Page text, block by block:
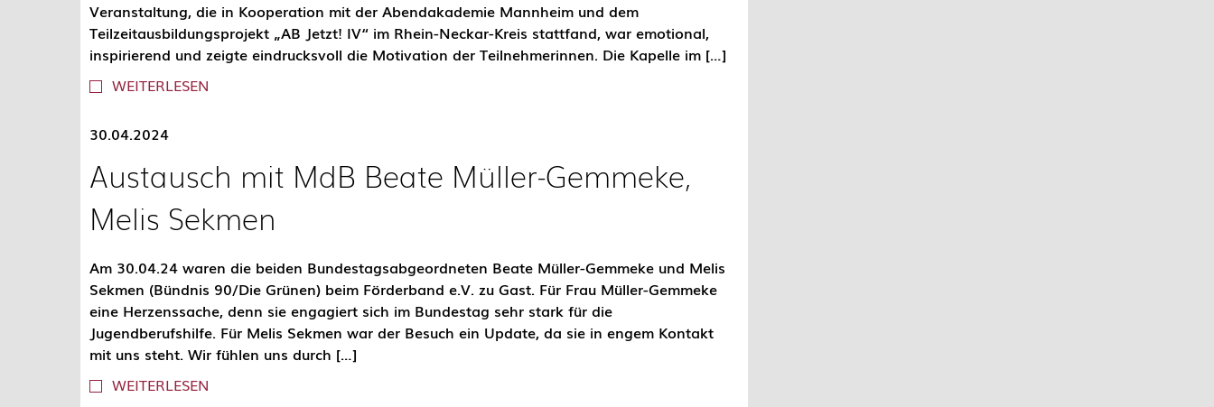
Veranstaltung, die in Kooperation mit der Abendakademie Mannheim und dem
Teilzeitausbildungsprojekt „AB Jetzt! IV“ im Rhein-Neckar-Kreis stattfand, war emotional,
inspirierend und zeigte eindrucksvoll die Motivation der Teilnehmerinnen. Die Kapelle im […]
WEITERLESEN
30.04.2024
Austausch mit MdB Beate Müller-Gemmeke,
Melis Sekmen
Am 30.04.24 waren die beiden Bundestagsabgeordneten Beate Müller-Gemmeke und Melis
Sekmen (Bündnis 90/Die Grünen) beim Förderband e.V. zu Gast. Für Frau Müller-Gemmeke
eine Herzenssache, denn sie engagiert sich im Bundestag sehr stark für die
Jugendberufshilfe. Für Melis Sekmen war der Besuch ein Update, da sie in engem Kontakt
mit uns steht. Wir fühlen uns durch […]
WEITERLESEN